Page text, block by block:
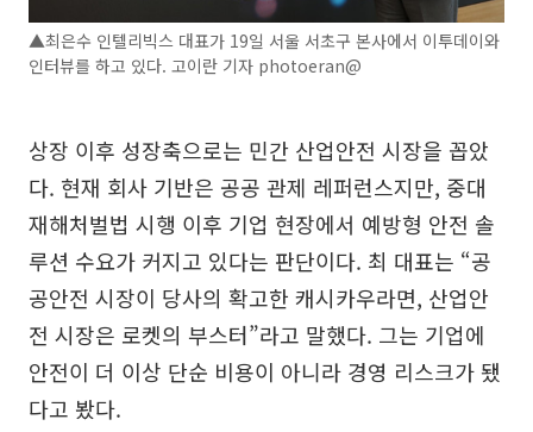
▲최은수 인텔리빅스 대표가 19일 서울 서초구 본사에서 이투데이와
인터뷰를 하고 있다. 고이란 기자 photoeran@
상장 이후 성장축으로는 민간 산업안전 시장을 꼽았
다. 현재 회사 기반은 공공 관제 레퍼런스지만, 중대
재해처벌법 시행 이후 기업 현장에서 예방형 안전 솔
루션 수요가 커지고 있다는 판단이다. 최 대표는 “공
공안전 시장이 당사의 확고한 캐시카우라면, 산업안
전 시장은 로켓의 부스터”라고 말했다. 그는 기업에
안전이 더 이상 단순 비용이 아니라 경영 리스크가 됐
다고 봤다.